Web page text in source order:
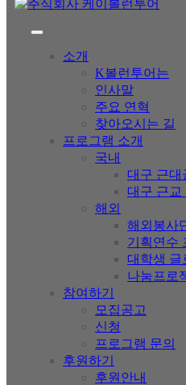
소개
K볼런투어는
인사말
주요 연혁
찾아오시는 길
프로그램 소개
국내
대구 근대
대구 근교
해외
해외봉사
기획연수
대학생 글
나눔프로
참여하기
모집공고
신청
프로그램 문의
후원하기
후원안내